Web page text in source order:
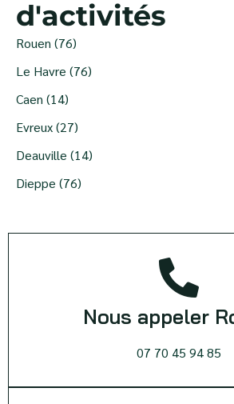
d'activités
Rouen (76)
Le Havre (76)
Caen (14)
Evreux (27)
Deauville (14)
Dieppe (76)
Nous appeler
07 70 45 94 85